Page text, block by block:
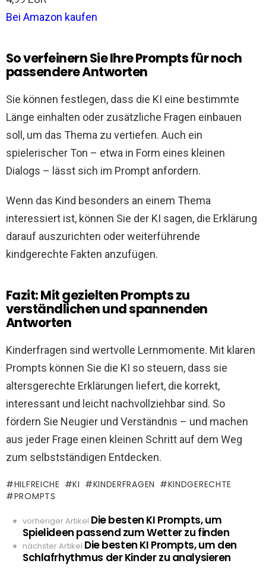
Bei Amazon kaufen
So verfeinern Sie Ihre Prompts für noch
passendere Antworten
Sie können festlegen, dass die KI eine bestimmte
Länge einhalten oder zusätzliche Fragen einbauen
soll, um das Thema zu vertiefen. Auch ein
spielerischer Ton – etwa in Form eines kleinen
Dialogs – lässt sich im Prompt anfordern.
Wenn das Kind besonders an einem Thema
interessiert ist, können Sie der KI sagen, die Erklärung
darauf auszurichten oder weiterführende
kindgerechte Fakten anzufügen.
Fazit: Mit gezielten Prompts zu
verständlichen und spannenden
Antworten
Kinderfragen sind wertvolle Lernmomente. Mit klaren
Prompts können Sie die KI so steuern, dass sie
altersgerechte Erklärungen liefert, die korrekt,
interessant und leicht nachvollziehbar sind. So
fördern Sie Neugier und Verständnis – und machen
aus jeder Frage einen kleinen Schritt auf dem Weg
zum selbstständigen Entdecken.
HILFREICHE KI KINDERFRAGEN
KINDGERECHTE
PROMPTS
See
more
vorheriger Artikel Die besten KI Prompts, um
Spielideen passend zum Wetter zu finden
nächster Artikel Die besten KI Prompts, um den
Schlafrhythmus der Kinder zu analysieren